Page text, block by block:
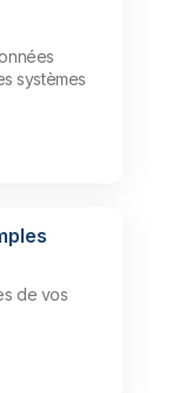
systèmes
de vos